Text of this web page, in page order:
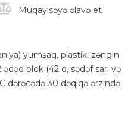
Müqayisəyə əlavə et
yumşaq, plastik, zəngin
blok (42 q, sədəf sarı və
dərəcədə 30 dəqiqə ərzində